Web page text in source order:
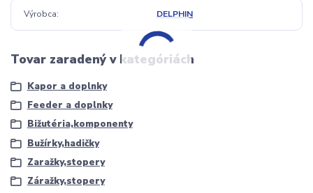
Výrobca DELPHIN
Tovar zaradený v kategóriách
Kapor a doplnky
Feeder a doplnky
Bižutéria,komponenty
Bužírky,hadičky
Zaražky,stopery
Záražky,stopery